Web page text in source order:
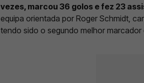
vezes, marcou 36 golos e fez 23
equipa orientada por Roger Schmidt,
tendo sido o segundo melhor